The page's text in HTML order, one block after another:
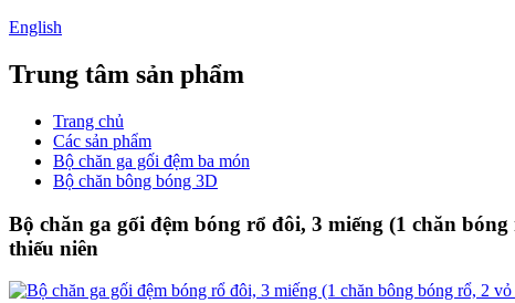
English
Trung tâm sản phẩm
Trang chủ
Các sản phẩm
Bộ chăn ga gối đệm ba món
Bộ chăn bông bóng 3D
Bộ chăn ga gối đệm bóng rổ đôi, 3 miếng (1 chăn
thiếu niên